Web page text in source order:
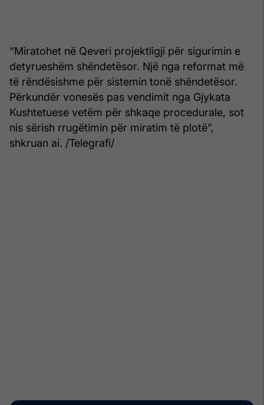
“Miratohet në Qeveri projektligji për sigurimin e
detyrueshëm shëndetësor. Një nga reformat më
të rëndësishme për sistemin tonë shëndetësor.
Përkundër vonesës pas vendimit nga Gjykata
Kushtetuese vetëm për shkaqe procedurale, sot
nis sërish rrugëtimin për miratim të plotë”,
shkruan ai. /Telegrafi/